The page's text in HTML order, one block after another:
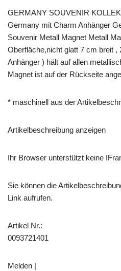
GERMANY SOUVENIR
Germany mit Charm Anhänger
Souvenir Metall Magnet Metall
Oberfläche,nicht glatt 7 cm breit
Anhänger ) hält auf allen
Magnet ist auf der Rückseite
* maschinell aus der
Artikelbeschreibung anzeigen
Ihr Browser unterstützt keine
Sie können die
Link aufrufen.
Artikel Nr.:
0093721401
Melden |